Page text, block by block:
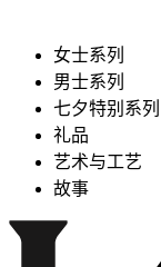
女士系列
男士系列
七夕特别系列
礼品
艺术与工艺
故事